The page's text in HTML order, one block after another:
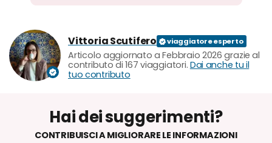
Vittoria Scutifero
Articolo aggiornato a Febbraio 2026 grazie al
contributo di 167 viaggiatori. Dai anche tu il
tuo contributo
Hai dei suggerimenti?
CONTRIBUISCI A MIGLIORARE LE INFORMAZIONI